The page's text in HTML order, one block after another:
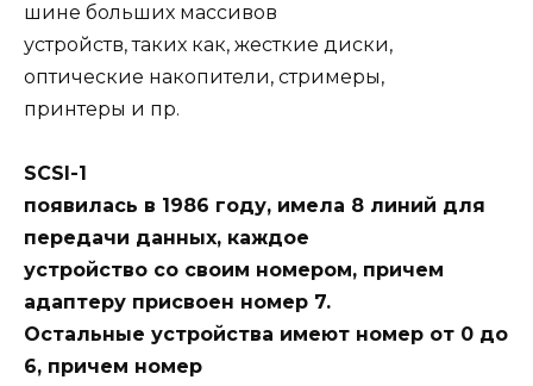
шине больших массивов
устройств, таких как, жесткие диски,
оптические накопители, стримеры,
принтеры и пр.
SCSI-1
появилась в 1986 году, имела 8 линий для
передачи данных, каждое
устройство со своим номером, причем
адаптеру присвоен номер 7.
Остальные устройства имеют номер от 0 до
6, причем номер